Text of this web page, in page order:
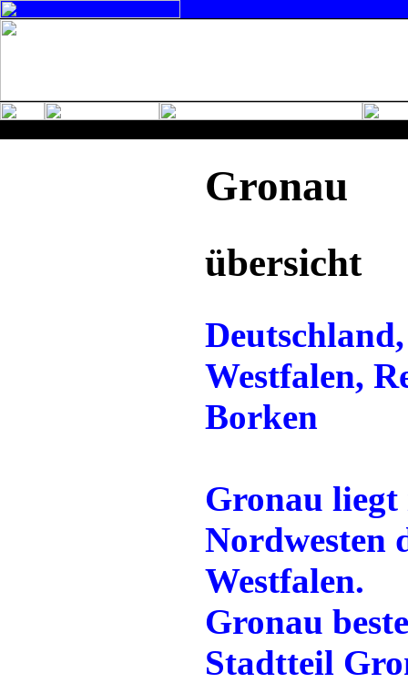
Gronau
übersicht
Westfalen,
Borken
Gronau
Nordwesten
Westfalen.
Gronau
Stadtteil